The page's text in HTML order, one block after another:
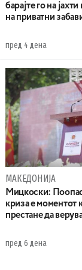
барајте го на
на приватни
пред 4 дена
МАКЕДОНИЈА
Мицкоски:
криза е моментот
престане да
пред 6 дена